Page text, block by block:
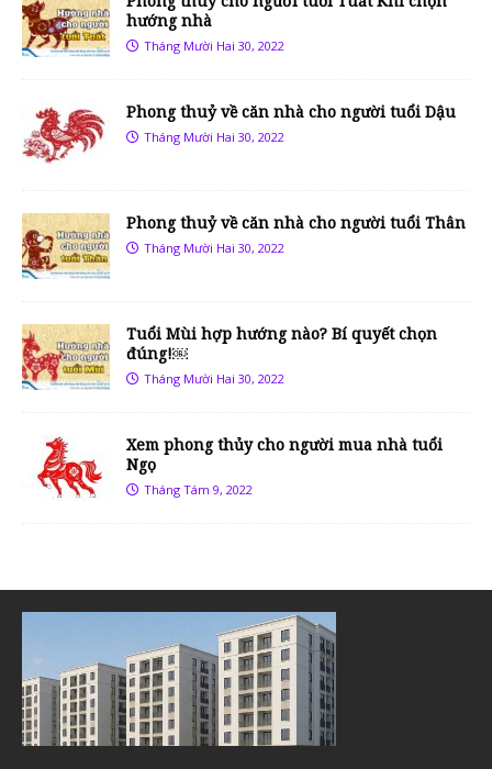
hướng nhà
Tháng Mười Hai 30, 2022
Phong thuỷ về căn nhà cho người tuổi Dậu
Tháng Mười Hai 30, 2022
Phong thuỷ về căn nhà cho người tuổi Thân
Tháng Mười Hai 30, 2022
Tuổi Mùi hợp hướng nào? Bí quyết chọn
đúng!￼
Tháng Mười Hai 30, 2022
Xem phong thủy cho người mua nhà tuổi
Ngọ
Tháng Tám 9, 2022